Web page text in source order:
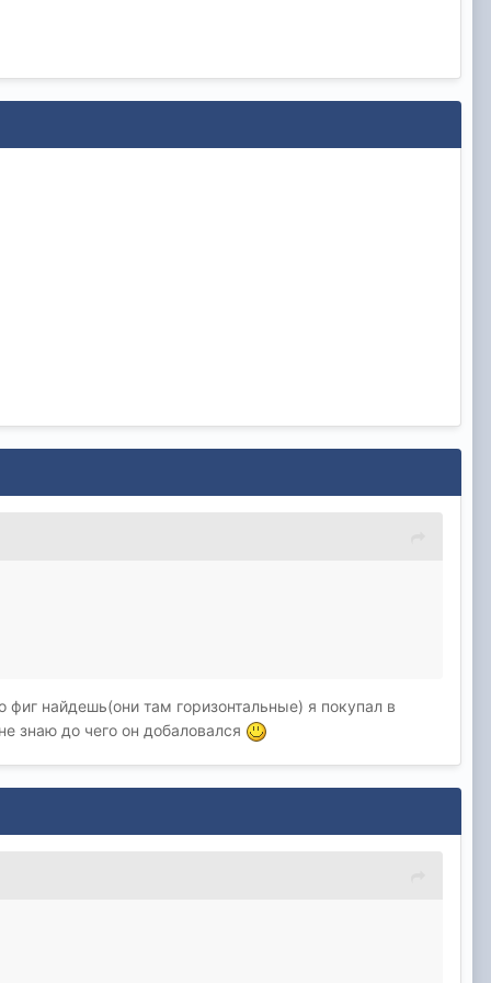
фиг найдешь(они там горизонтальные) я покупал в
знаю до чего он добаловался